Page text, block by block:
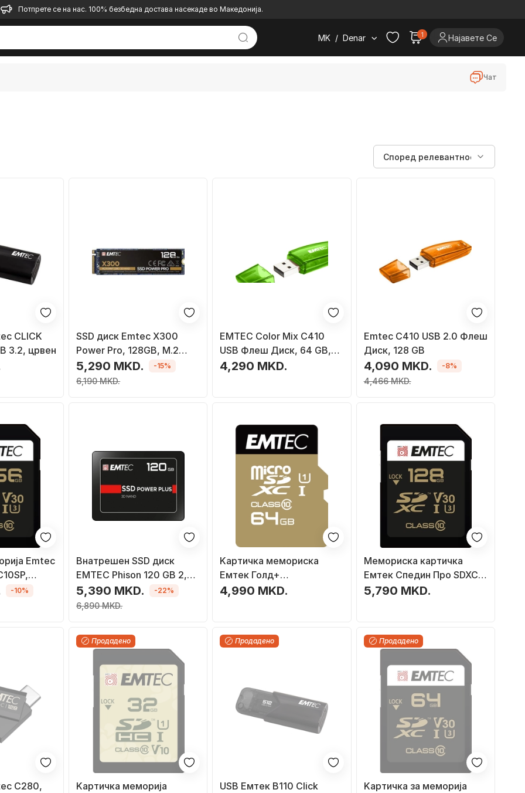
Потпрете се на нас. 100% безбедна достава насекаде во Македонија.
MK / Denar 1 Најавете Се
Чат
CLICK
3.2, црвен
SSD диск Emtec X300
Power Pro, 128GB, M.2
2280 PCI-E x4 Gen3 NVMe
5,290 MKD.
6,190 MKD.
-15%
EMTEC Color Mix C410
USB Флеш Диск, 64 GB,
Зелен
4,290 MKD.
Emtec C410 USB 2.0 Флеш
Диск, 128 GB
4,090 MKD.
4,466 MKD.
-8%
Emtec
I Class
-10%
Внатрешен SSD диск
EMTEC Phison 120 GB 2,5''
SATA III (ECSSD120GX150)
5,390 MKD.
6,890 MKD.
-22%
Kартичка мемориска
Емтек Голд+
МикроСДХЦ, 64GB, Класа
4,990 MKD.
Мемориска картичка
Емтек Спедин Про SDXC,
128GB, Class 10 UHS I U3
5,790 MKD.
C280,
Продадено
Kартичка меморија
Продадено
USB Емтек B110 Click
Продадено
Kартичка за меморија